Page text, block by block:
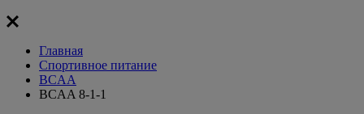
Главная
Спортивное питание
BCAA
BCAA 8-1-1